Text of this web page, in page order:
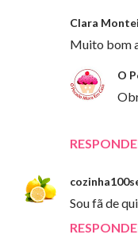
Clara
Muito bom
O
Sou fã de